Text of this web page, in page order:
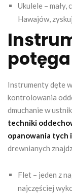
Ukulele –
Hawajów,
Instrumenty dęte
kontrolowania
dmuchanie w
techniki
opanowania
drewnianych
Flet – jeden z
najczęściej